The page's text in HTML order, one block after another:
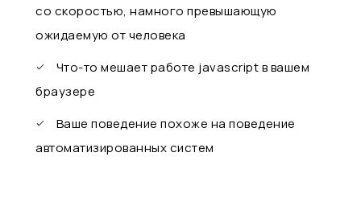
со скоростью, намного превышающую
ожидаемую от человека
Что-то мешает работе javascript в вашем
браузере
Ваше поведение похоже на поведение
автоматизированных систем